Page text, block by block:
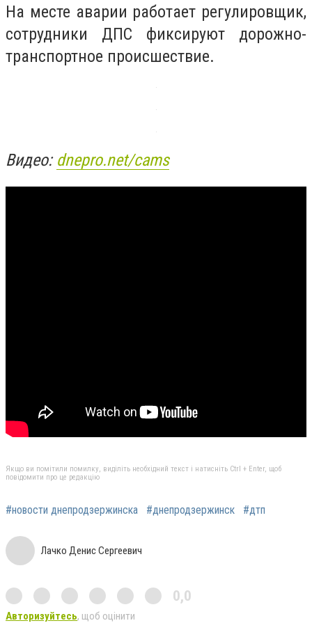
На месте аварии работает регулировщик,
сотрудники ДПС фиксируют дорожно-
транспортное происшествие.
Видео: dnepro.net/cams
Якщо ви помітили помилку, виділіть необхідний текст і натисніть Ctrl + Enter, щоб
повідомити про це редакцію
#новости днепродзержинска #днепродзержинск #дтп
Лачко Денис Сергеевич
0,0
Авторизуйтесь, щоб оцінити